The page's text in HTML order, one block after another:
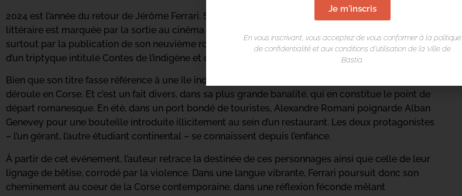
2024 est l’année du retour de Jérôme Ferrari. Six ans après la parution de À son image, la rentrée
littéraire est marquée par la sortie au cinéma de l’adaptation signée Thierry de Peretti, mais
surtout par la publication de son neuvième roman, Nord Sentinelle. Le livre est le premier volet
d’un triptyque intitulé Contes de l’indigène et du voyageur.
Bien que son titre fasse référence à une île indienne du golfe de Thaïlande, Nord Sentinelle se
déroule en Corse. Et c’est un fait divers, dans sa plus grande banalité, qui en constitue le point de
départ romanesque. En été, dans un port bondé de touristes, Alexandre Romani poignarde Alban
Genevey pour une bouteille introduite illicitement au sein d’un restaurant. Les deux protagonistes
– l’un gérant, l’autre étudiant continental – se connaissent depuis l’enfance.
À partir de cet événement, l’auteur retrace la destinée de ces personnages ainsi que celle de leur
lignage de bêtise, corrodé par la violence. Dans une langue vibrante, Ferrari poursuit donc son
cheminement au coeur de la Corse contemporaine, dans une réflexion féconde mêlant
Je m'inscris
En vous inscrivant, vous acceptez de vous conformer à la politique
de confidentialité et aux conditions d’utilisation de la Ville de
Bastia.